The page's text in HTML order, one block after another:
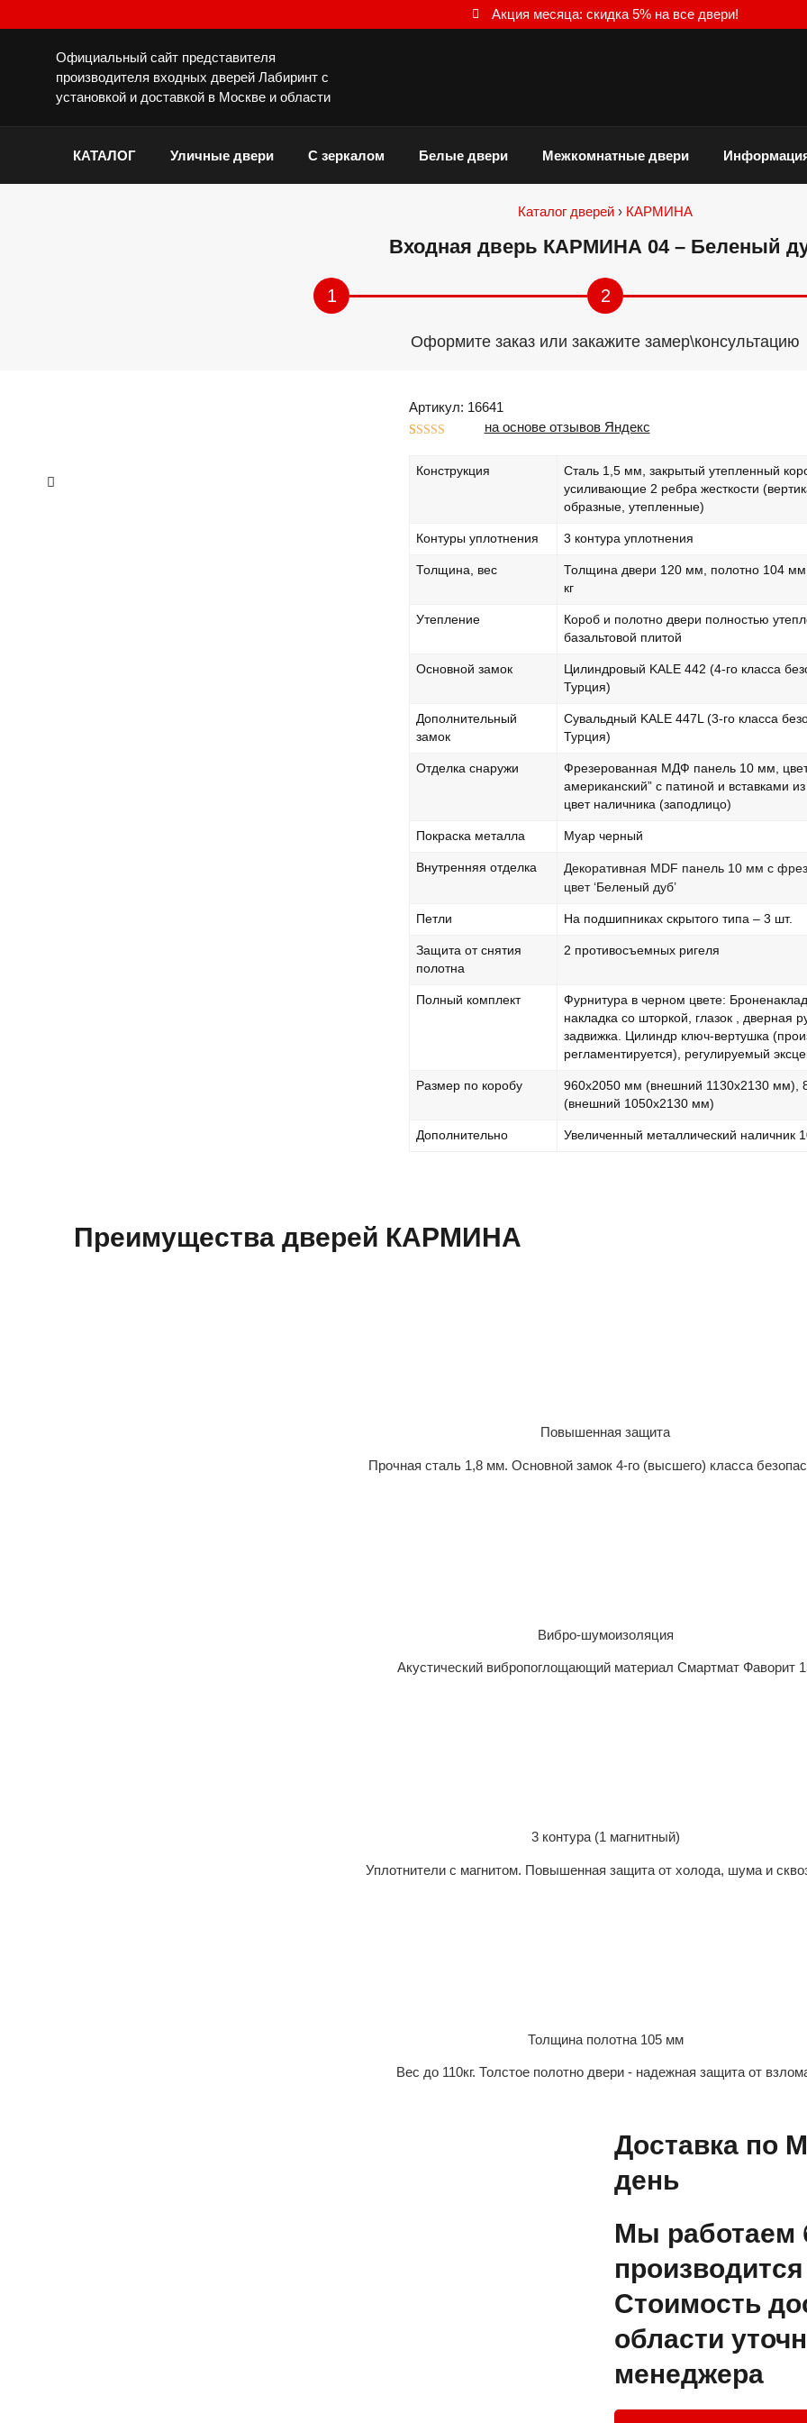
Акция месяца: скидка 5% на все двери!
Официальный сайт представителя
производителя входных дверей Лабиринт с
установкой и доставкой в Москве и области
КАТАЛОГ Уличные двери С зеркалом Белые двери Межкомнатные двери
Каталог дверей › КАРМИНА
Входная дверь КАРМИНА 04 – Беленый
1 2
Оформите заказ или закажите замер\консультацию
Артикул: 16641
основе
на основе отзывов Яндекс
Конструкция
Сталь 1,5 мм, закрытый утепленный
усиливающие 2 ребра жесткости
образные, утепленные)
Контуры уплотнения 3 контура уплотнения
Толщина, вес
Толщина двери 120 мм, полотно 104
кг
Утепление
Короб и полотно двери полностью
базальтовой плитой
Основной замок
Цилиндровый KALE 442 (4-го класса
Турция)
Дополнительный
замок
Сувальдный KALE 447L (3-го класса
Турция)
Отделка снаружи
Фрезерованная МДФ панель 10 мм,
американский” с патиной и вставками
цвет наличника (заподлицо)
Покраска металла Муар черный
Внутренняя отделка
Декоративная MDF панель 10 мм с
цвет ‘Беленый дуб’
Петли На подшипниках скрытого типа – 3 шт.
Защита от снятия
полотна
2 противосъемных ригеля
Полный комплект
Фурнитура в черном цвете:
накладка со шторкой, глазок , дверная
задвижка. Цилиндр ключ-вертушка
регламентируется), регулируемый
Размер по коробу
960х2050 мм (внешний 1130х2130 мм),
(внешний 1050х2130 мм)
Дополнительно Увеличенный металлический наличник
Преимущества дверей КАРМИНА
Повышенная защита
Прочная сталь 1,8 мм. Основной замок 4-го (высшего) класса
Вибро-шумоизоляция
Акустический вибропоглощающий материал Смартмат Фаворит
3 контура (1 магнитный)
Уплотнители с магнитом. Повышенная защита от холода, шума и
Толщина полотна 105 мм
Вес до 110кг. Толстое полотно двери - надежная защита от
Доставка по
день
Мы работаем
Стоимость
области
менеджера